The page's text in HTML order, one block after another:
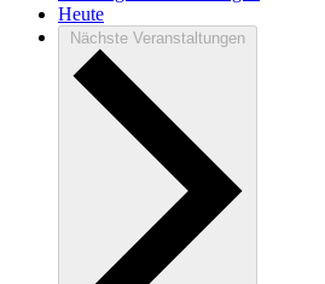
Heute
Nächste Veranstaltungen